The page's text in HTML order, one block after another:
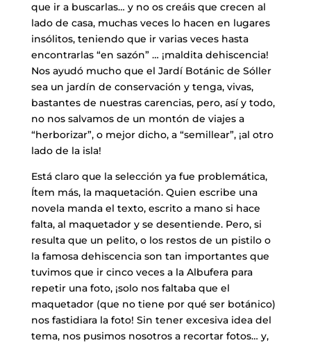
que ir a buscarlas… y no os creáis que crecen al
lado de casa, muchas veces lo hacen en lugares
insólitos, teniendo que ir varias veces hasta
encontrarlas “en sazón” … ¡maldita dehiscencia!
Nos ayudó mucho que el Jardí Botánic de Sóller
sea un jardín de conservación y tenga, vivas,
bastantes de nuestras carencias, pero, así y todo,
no nos salvamos de un montón de viajes a
“herborizar”, o mejor dicho, a “semillear”, ¡al otro
lado de la isla!
Está claro que la selección ya fue problemática,
Ítem más, la maquetación. Quien escribe una
novela manda el texto, escrito a mano si hace
falta, al maquetador y se desentiende. Pero, si
resulta que un pelito, o los restos de un pistilo o
la famosa dehiscencia son tan importantes que
tuvimos que ir cinco veces a la Albufera para
repetir una foto, ¡solo nos faltaba que el
maquetador (que no tiene por qué ser botánico)
nos fastidiara la foto! Sin tener excesiva idea del
tema, nos pusimos nosotros a recortar fotos… y,